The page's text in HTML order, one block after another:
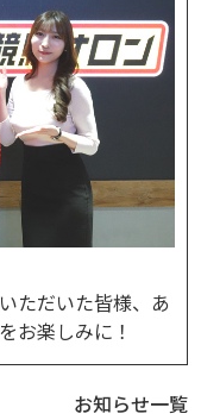
ただいた皆様、あ
お楽しみに！
お知らせ一覧